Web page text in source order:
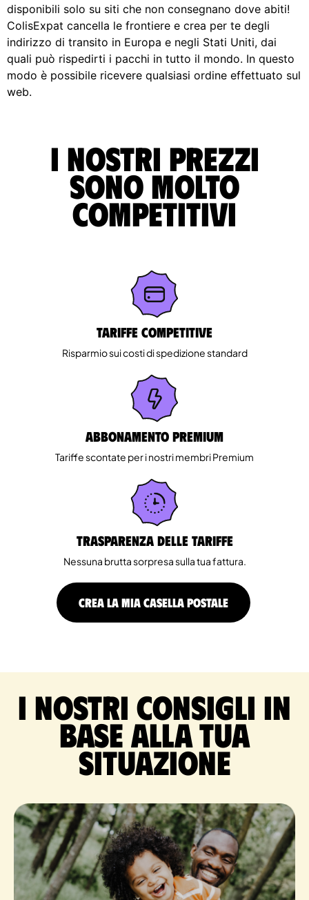
disponibili solo su siti che non consegnano dove abiti!
ColisExpat cancella le frontiere e crea per te degli
indirizzo di transito in Europa e negli Stati Uniti, dai
quali può rispedirti i pacchi in tutto il mondo. In questo
modo è possibile ricevere qualsiasi ordine effettuato sul
web.
I nostri prezzi
sono molto
competitivi
Tariffe competitive
Risparmio sui costi di spedizione standard
Abbonamento Premium
Tariffe scontate per i nostri membri Premium
Trasparenza delle tariffe
Nessuna brutta sorpresa sulla tua fattura.
CREA LA MIA CASELLA POSTALE
I nostri consigli in
base alla tua
situazione